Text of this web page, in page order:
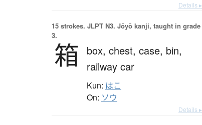
Details ▸
15 strokes. JLPT N3. Jōyō kanji, taught in grade
3.
箱 box, chest, case, bin,
railway car
Kun: はこ
On: ソウ
Details ▸